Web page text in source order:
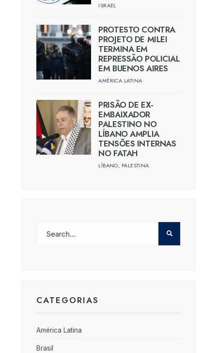
ISRAEL
PROTESTO CONTRA
PROJETO DE MILEI
TERMINA EM
REPRESSÃO POLICIAL
EM BUENOS AIRES
AMÉRICA LATINA
PRISÃO DE EX-
EMBAIXADOR
PALESTINO NO
LÍBANO AMPLIA
TENSÕES INTERNAS
NO FATAH
LÍBANO, PALESTINA
CATEGORIAS
América Latina
Brasil